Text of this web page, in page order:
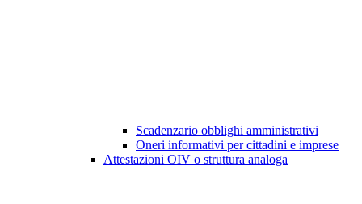
Scadenzario obblighi amministrativi
Oneri informativi per cittadini e imprese
Attestazioni OIV o struttura analoga